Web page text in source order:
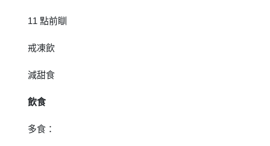
11 點前瞓
戒凍飲
減甜食
飲食
多食：